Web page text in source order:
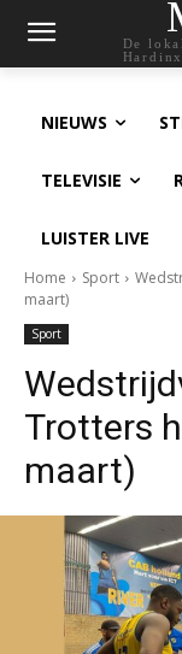
De
NIEUWS
TELEVISIE
LUISTER LIVE
Home Sport
maart)
Sport
Trotters
maart)